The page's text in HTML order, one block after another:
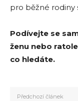
pro běžné rodiny
Podívejte se
ženu nebo
co hledáte.
Předchozí článek